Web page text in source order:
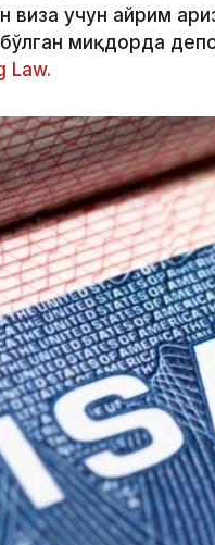
виза учун айрим
миқдорда
Law.